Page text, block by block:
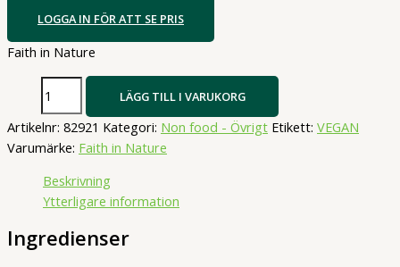
LOGGA IN FÖR ATT SE PRIS
Faith in Nature
5L
dunk
mängd
LÄGG TILL I VARUKORG
Artikelnr: 82921 Kategori: Non food - Övrigt Etikett: VEGAN
Varumärke: Faith in Nature
Beskrivning
Ytterligare information
Ingredienser